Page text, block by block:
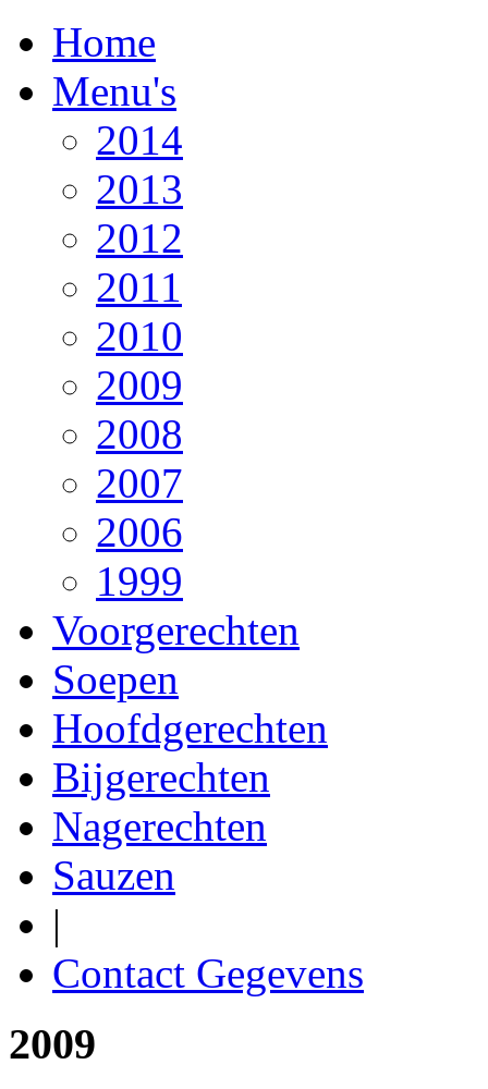
Home
Menu's
2014
2013
2012
2011
2010
2009
2008
2007
2006
1999
Voorgerechten
Soepen
Hoofdgerechten
Bijgerechten
Nagerechten
Sauzen
|
Contact Gegevens
2009